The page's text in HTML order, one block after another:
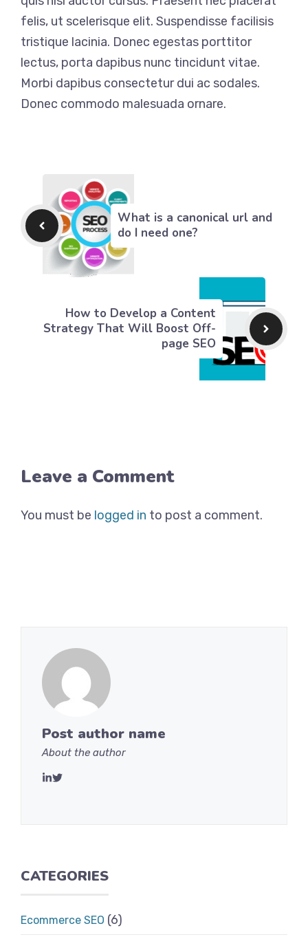
felis, ut scelerisque elit. Suspendisse facilisis
tristique lacinia. Donec egestas porttitor
lectus, porta dapibus nunc tincidunt vitae.
Morbi dapibus consectetur dui ac sodales.
Donec commodo malesuada ornare.
What is a canonical url and
do I need one?
How to Develop a Content
Strategy That Will Boost Off-
page SEO
Leave a Comment
You must be logged in to post a comment.
Post author name
About the author
CATEGORIES
Ecommerce SEO (6)